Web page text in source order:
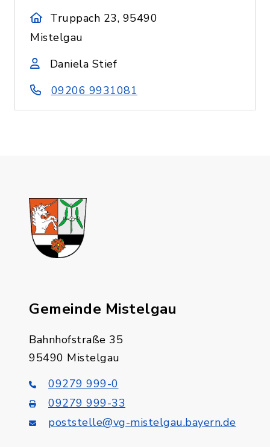
Truppach 23, 95490
Mistelgau
Daniela Stief
09206 9931081
Gemeinde Mistelgau
Bahnhofstraße 35
95490 Mistelgau
09279 999-0
09279 999-33
poststelle@vg-mistelgau.bayern.de